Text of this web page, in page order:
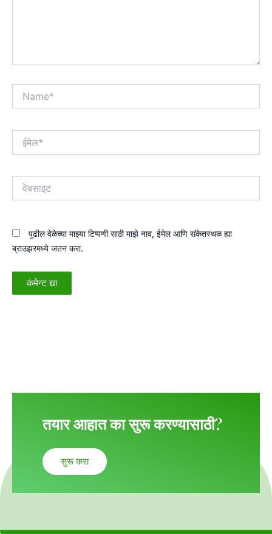
ईमेल*
वेबसाइट
पुढील वेळेच्या माझ्या टिप्पणी साठी माझे नाव, ईमेल आणि संकेतस्थळ ह्या
ब्राउझरमध्ये जतन करा.
तयार आहात का सुरू करण्यासाठी?
सुरू करा